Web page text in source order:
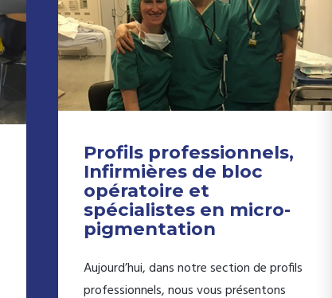
Profils professionnels,
Infirmières de bloc
opératoire et
spécialistes en micro-
pigmentation
Aujourd’hui, dans notre section de profils
professionnels, nous vous présentons